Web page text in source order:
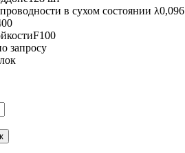
в сухом состоянии λ0,096
F100
запросу